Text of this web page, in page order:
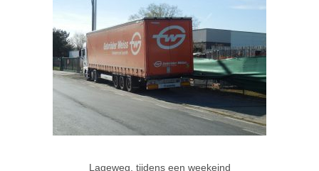
Lageweg, tijdens een weekeind